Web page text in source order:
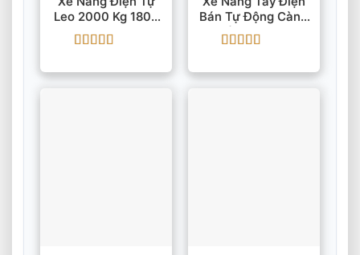
Leo 2000 Kg 1800
Mm
hạng55 sao
Bán Tự Động Càng
Cố Định Semi
hạng55 sao